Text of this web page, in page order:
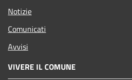
Notizie
Comunicati
Avvisi
VIVERE IL COMUNE